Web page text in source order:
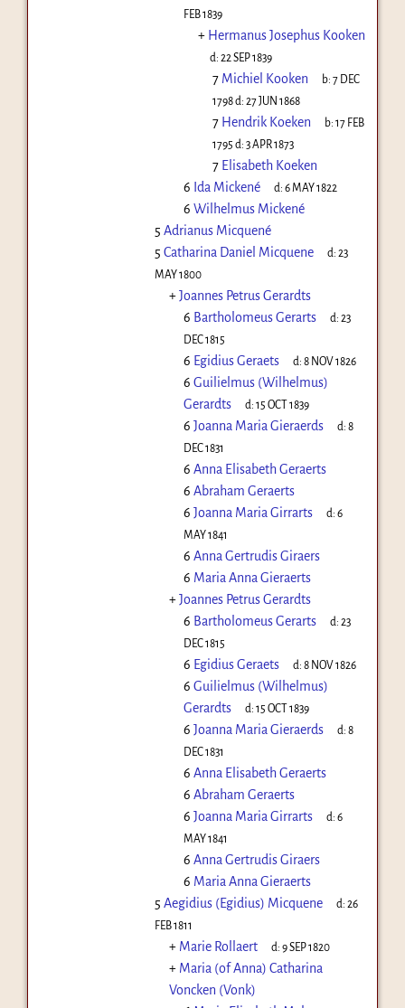
FEB 1839
+ Hermanus Josephus Kooken
d:22 SEP 1839
7 Michiel Kooken b:7 DEC
1798d: 27 JUN 1868
7 Hendrik Koeken b:17 FEB
1795 d: 3 APR 1873
7 Elisabeth Koeken
6 Ida Mickené d:6 MAY 1822
6 Wilhelmus Mickené
5 Adrianus Micquené
5 Catharina Daniel Micquene d:23
MAY 1800
+Joannes Petrus Gerardts
6 Bartholomeus Gerarts d:23
DEC 1815
6 Egidius Geraets d:8 NOV 1826
6 Guilielmus (Wilhelmus)
Gerardts
d:15 OCT 1839
6 Joanna Maria Gieraerds d:8
DEC 1831
6 Anna Elisabeth Geraerts
6 Abraham Geraerts
6 Joanna Maria Girrarts d:6
MAY 1841
6 Anna Gertrudis Giraers
6 Maria Anna Gieraerts
+Joannes Petrus Gerardts
6 Bartholomeus Gerarts d:23
DEC 1815
6 Egidius Geraets d:8 NOV 1826
6 Guilielmus (Wilhelmus)
Gerardts
d:15 OCT 1839
6 Joanna Maria Gieraerds d:8
DEC 1831
6 Anna Elisabeth Geraerts
6 Abraham Geraerts
6 Joanna Maria Girrarts d:6
MAY 1841
6 Anna Gertrudis Giraers
6 Maria Anna Gieraerts
5 Aegidius (Egidius) Micquene d:26
FEB 1811
+ Marie Rollaert d:9 SEP 1820
+ Maria (of Anna) Catharina
Voncken (Vonk)